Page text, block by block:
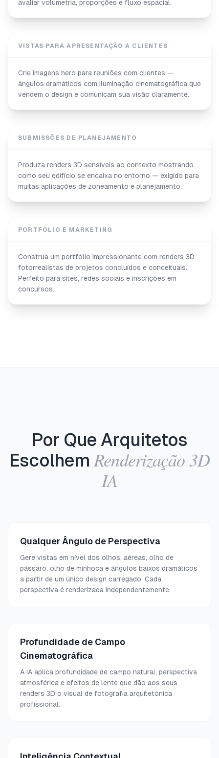
avaliar volumetria, proporções e fluxo espacial.
VISTAS PARA APRESENTAÇÃO A CLIENTES
Crie imagens hero para reuniões com clientes —
ângulos dramáticos com iluminação cinematográfica que
vendem o design e comunicam sua visão claramente.
SUBMISSÕES DE PLANEJAMENTO
Produza renders 3D sensíveis ao contexto mostrando
como seu edifício se encaixa no entorno — exigido para
muitas aplicações de zoneamento e planejamento.
PORTFÓLIO E MARKETING
Construa um portfólio impressionante com renders 3D
fotorrealistas de projetos concluídos e conceituais.
Perfeito para sites, redes sociais e inscrições em
concursos.
Por Que Arquitetos
Escolhem Renderização 3D
IA
Qualquer Ângulo de Perspectiva
Gere vistas em nível dos olhos, aéreas, olho de
pássaro, olho de minhoca e ângulos baixos dramáticos
a partir de um único design carregado. Cada
perspectiva é renderizada independentemente.
Profundidade de Campo
Cinematográfica
A IA aplica profundidade de campo natural, perspectiva
atmosférica e efeitos de lente que dão aos seus
renders 3D o visual de fotografia arquitetônica
profissional.